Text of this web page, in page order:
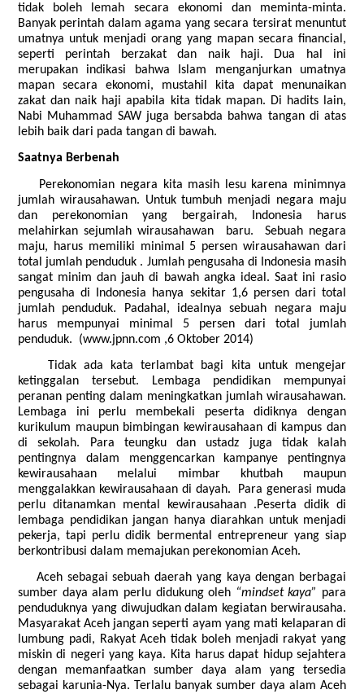
tidak boleh lemah secara ekonomi dan meminta-minta.
Banyak perintah dalam agama yang secara tersirat menuntut
umatnya untuk menjadi orang yang mapan secara financial,
seperti perintah berzakat dan naik haji. Dua hal ini
merupakan indikasi bahwa Islam menganjurkan umatnya
mapan secara ekonomi, mustahil kita dapat menunaikan
zakat dan naik haji apabila kita tidak mapan. Di hadits lain,
Nabi Muhammad SAW juga bersabda bahwa tangan di atas
lebih baik dari pada tangan di bawah.
Saatnya Berbenah
Perekonomian negara kita masih lesu karena minimnya
jumlah wirausahawan. Untuk tumbuh menjadi negara maju
dan perekonomian yang bergairah, Indonesia harus
melahirkan sejumlah wirausahawan baru. Sebuah negara
maju, harus memiliki minimal 5 persen wirausahawan dari
total jumlah penduduk . Jumlah pengusaha di Indonesia masih
sangat minim dan jauh di bawah angka ideal. Saat ini rasio
pengusaha di Indonesia hanya sekitar 1,6 persen dari total
jumlah penduduk. Padahal, idealnya sebuah negara maju
harus mempunyai minimal 5 persen dari total jumlah
penduduk.
(www.jpnn.com ,6 Oktober 2014)
Tidak ada kata terlambat bagi kita untuk mengejar
ketinggalan tersebut. Lembaga pendidikan mempunyai
peranan penting dalam meningkatkan jumlah wirausahawan.
Lembaga ini perlu membekali peserta didiknya dengan
kurikulum maupun bimbingan kewirausahaan di kampus dan
di sekolah. Para teungku dan ustadz juga tidak kalah
pentingnya dalam menggencarkan kampanye pentingnya
kewirausahaan melalui mimbar khutbah maupun
menggalakkan kewirausahaan di dayah. Para generasi muda
perlu ditanamkan mental kewirausahaan .Peserta didik di
lembaga pendidikan jangan hanya diarahkan untuk menjadi
pekerja, tapi perlu didik bermental entrepreneur yang siap
berkontribusi dalam memajukan perekonomian Aceh.
Aceh sebagai sebuah daerah yang kaya dengan berbagai
sumber daya alam perlu didukung oleh “mindset kaya” para
penduduknya yang diwujudkan dalam kegiatan berwirausaha.
Masyarakat Aceh jangan seperti ayam yang mati kelaparan di
lumbung padi, Rakyat Aceh tidak boleh menjadi rakyat yang
miskin di negeri yang kaya. Kita harus dapat hidup sejahtera
dengan memanfaatkan sumber daya alam yang tersedia
sebagai karunia-Nya. Terlalu banyak sumber daya alam Aceh